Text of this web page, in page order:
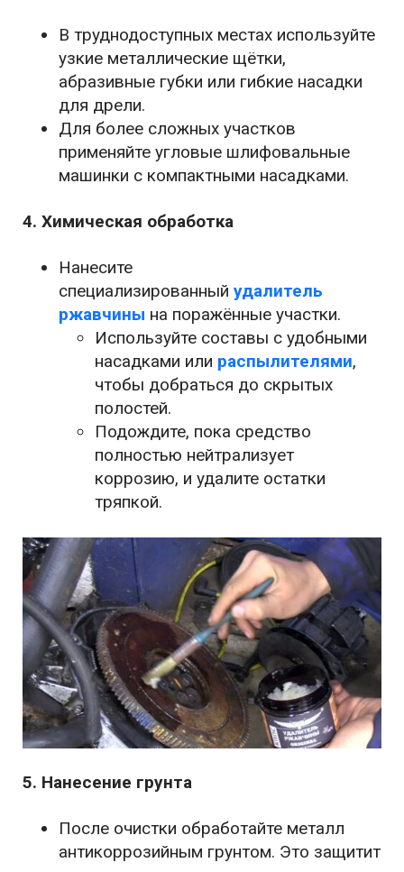
В труднодоступных местах используйте
узкие металлические щётки,
абразивные губки или гибкие насадки
для дрели.
Для более сложных участков
применяйте угловые шлифовальные
машинки с компактными насадками.
4. Химическая обработка
Нанесите
специализированный удалитель
ржавчины на поражённые участки.
Используйте составы с удобными
насадками или распылителями,
чтобы добраться до скрытых
полостей.
Подождите, пока средство
полностью нейтрализует
коррозию, и удалите остатки
тряпкой.
5. Нанесение грунта
После очистки обработайте металл
антикоррозийным грунтом. Это защитит